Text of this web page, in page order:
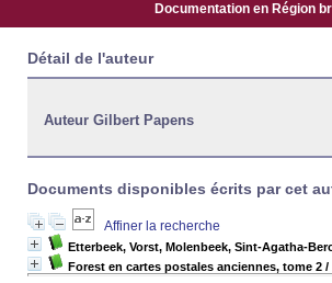
Documentation en Région
Détail de l'auteur
Auteur Gilbert Papens
Documents disponibles écrits par cet
Affiner la recherche
Etterbeek, Vorst, Molenbeek, Sint-Agatha-
Forest en cartes postales anciennes, tome 2 /